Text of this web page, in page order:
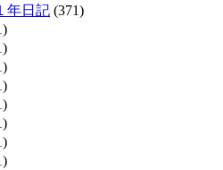
年日記 (371)